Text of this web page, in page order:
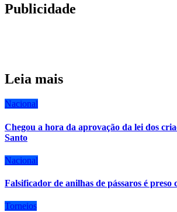
Publicidade
Leia mais
Nacional
Chegou a hora da aprovação da lei dos
Santo
Nacional
Falsificador de anilhas de pássaros é preso
Torneios